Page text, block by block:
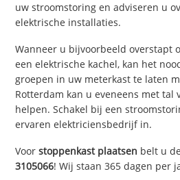
uw stroomstoring en adviseren u
elektrische installaties.
Wanneer u bijvoorbeeld overstapt
een elektrische kachel, kan het
groepen in uw meterkast te laten
Rotterdam kan u eveneens met tal
helpen. Schakel bij een
ervaren elektriciensbedrijf in.
Voorstoppenkast plaatsen belt u
3105066! Wij staan 365 dagen per